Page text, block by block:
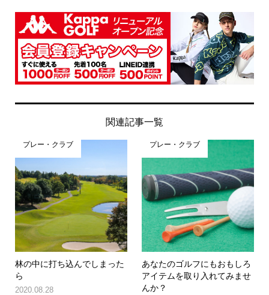
関連記事一覧
プレー・クラブ
林の中に打ち込んでしまった
ら
2020.08.28
プレー・クラブ
あなたのゴルフにもおもしろ
アイテムを取り入れてみませ
んか？